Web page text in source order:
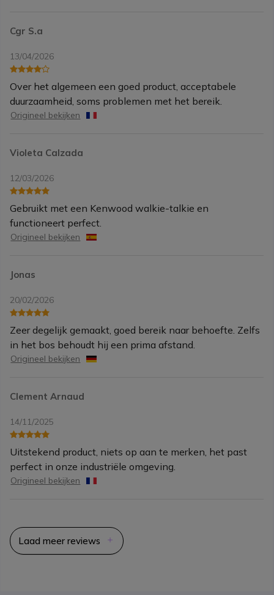
Cgr S.a
13/04/2026
Over het algemeen een goed product, acceptabele
duurzaamheid, soms problemen met het bereik.
Origineel bekijken
Violeta Calzada
12/03/2026
Gebruikt met een Kenwood walkie-talkie en
functioneert perfect.
Origineel bekijken
Jonas
20/02/2026
Zeer degelijk gemaakt, goed bereik naar behoefte. Zelfs
in het bos behoudt hij een prima afstand.
Origineel bekijken
Clement Arnaud
14/11/2025
Uitstekend product, niets op aan te merken, het past
perfect in onze industriële omgeving.
Origineel bekijken
Laad meer reviews